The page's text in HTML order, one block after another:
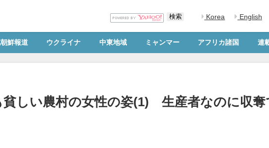
Korea English
鮮報道 ウクライナ 中東地域 ミャンマー アフリカ諸国 連
貧しい農村の女性の姿(1) 生産者なのに収奪